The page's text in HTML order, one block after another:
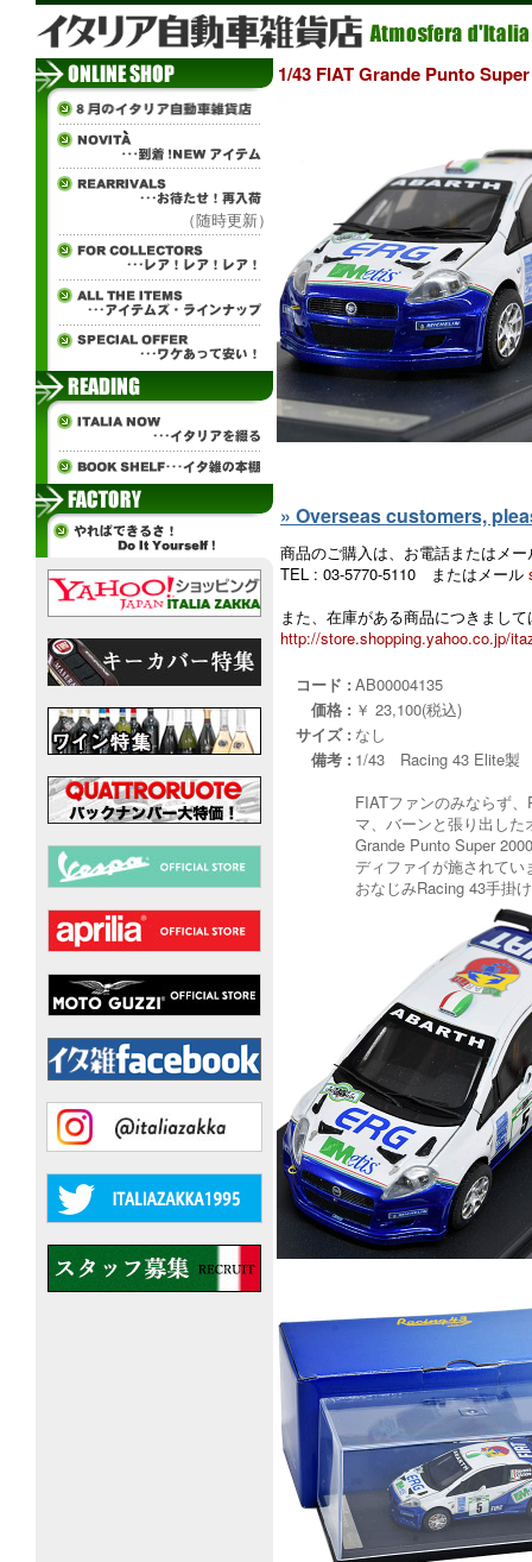
（随時更新）
1/43 FIAT Grande Punto
» Overseas customers,
商品のご購入は、お電話またはメ
TEL : 03-5770-5110 またはメール
また、在庫がある商品につきまし
http://store.shopping.yahoo.co.jp/
コード : AB00004135
価格 : ￥ 23,100(税込)
サイズ : なし
備考 : 1/43 Racing 43 Elite製
FIATファンのみならず
マ、バーンと張り出し
Grande Punto Super
ディファイが施されて
おなじみRacing 43手掛